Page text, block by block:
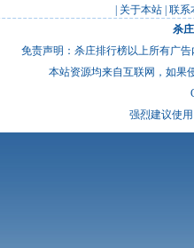
关于本站 联系
杀
免责声明：杀庄排行榜以上所有广
本站资源均来自互联网，如果
强烈建议使